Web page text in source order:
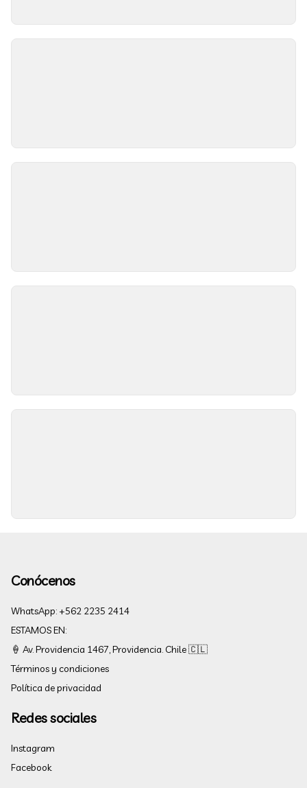
Conócenos
WhatsApp: +562 2235 2414
ESTAMOS EN:
🍦 Av. Providencia 1467, Providencia. Chile 🇨🇱
Términos y condiciones
Política de privacidad
Redes sociales
Instagram
Facebook